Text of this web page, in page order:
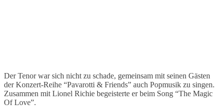
Der Tenor war sich nicht zu schade, gemeinsam mit seinen Gästen
der Konzert-Reihe “Pavarotti & Friends” auch Popmusik zu singen.
Zusammen mit Lionel Richie begeisterte er beim Song “The Magic
Of Love”.